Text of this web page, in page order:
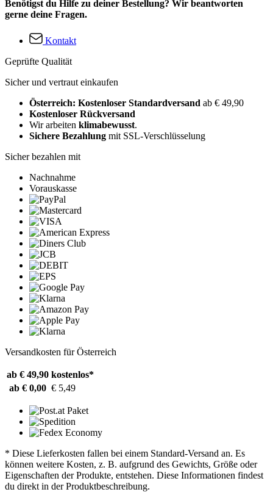
Benötigst du Hilfe zu deiner Bestellung? Wir beantworten
gerne deine Fragen.
Kontakt
Geprüfte Qualität
Sicher und vertraut einkaufen
Österreich: Kostenloser Standardversand ab € 49,90
Kostenloser Rückversand
Wir arbeiten klimabewusst.
Sichere Bezahlung mit SSL-Verschlüsselung
Sicher bezahlen mit
Nachnahme
Vorauskasse
Versandkosten für Österreich
ab € 49,90 kostenlos*
ab € 0,00 € 5,49
* Diese Lieferkosten fallen bei einem Standard-Versand an. Es
können weitere Kosten, z. B. aufgrund des Gewichts, Größe oder
Eigenschaften der Produkte, entstehen. Diese Informationen findest
du direkt in der Produktbeschreibung.